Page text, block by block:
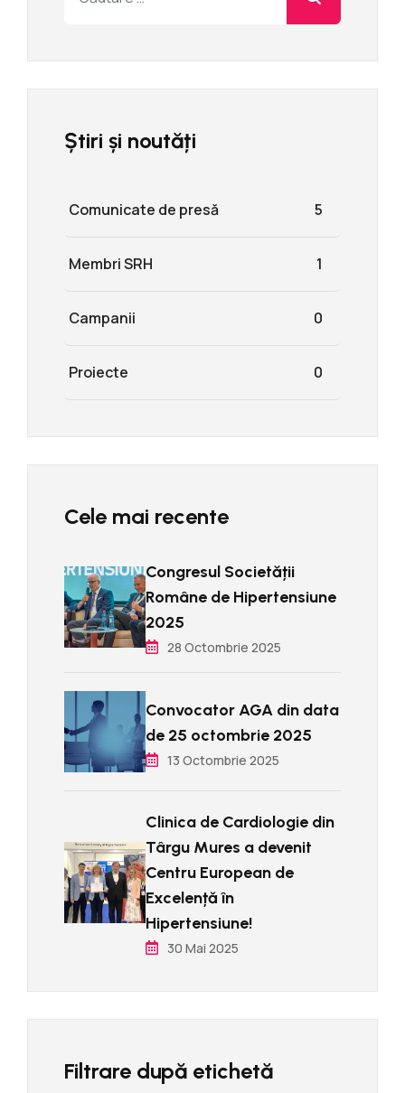
Știri și noutăți
Comunicate de presă 5
Membri SRH 1
Campanii 0
Proiecte 0
Cele mai recente
28 Octombrie 2025
Congresul Societății
Române de Hipertensiune
2025
13 Octombrie 2025
Convocator AGA din data
de 25 octombrie 2025
30 Mai 2025
Clinica de Cardiologie din
Târgu Mures a devenit
Centru European de
Excelențǎ în
Hipertensiune!
Filtrare după etichetă